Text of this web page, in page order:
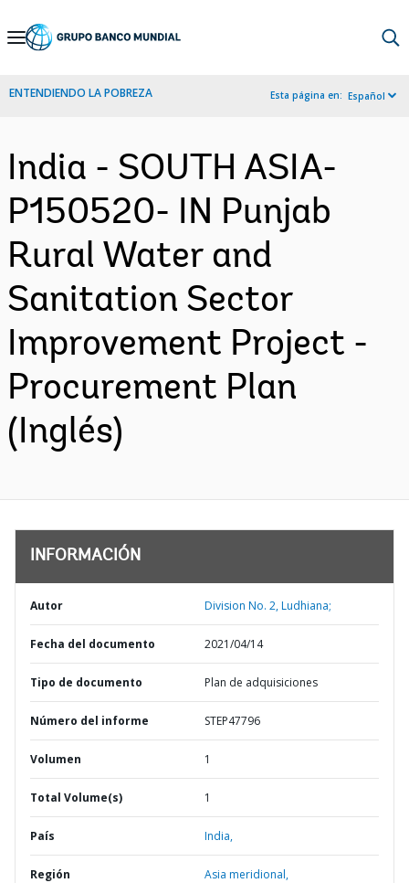
Skip
Navigation
ENTENDIENDO LA POBREZA Esta página en: Español
India - SOUTH ASIA-
P150520- IN Punjab
Rural Water and
Sanitation Sector
Improvement Project -
Procurement Plan
(Inglés)
INFORMACIÓN
Autor Division No. 2, Ludhiana;
Fecha del documento 2021/04/14
Tipo de documento Plan de adquisiciones
Número del informe STEP47796
Volumen 1
Total Volume(s) 1
País India,
Región Asia meridional,